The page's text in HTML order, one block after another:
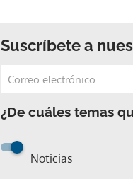
Suscríbete a
¿De cuáles temas
Noticias